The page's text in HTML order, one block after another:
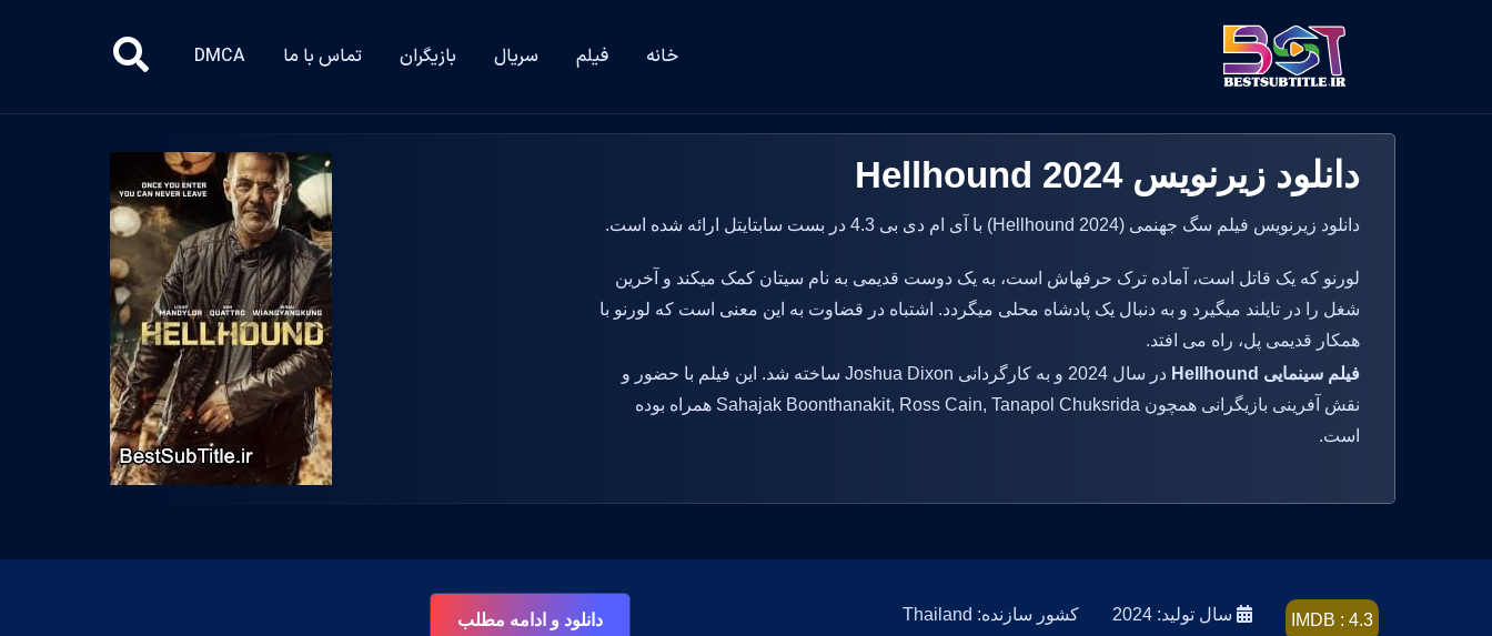
خانه فیلم سریال بازیگران تماس با ما DMCA
دانلود زیرنویس Hellhound 2024
دانلود زیرنویس فیلم سگ جهنمی (Hellhound 2024) با آی ام دی بی 4.3 در بست سابتایتل ارائه شده است.
لورنو که یک قاتل است، آماده ترک حرفهاش است، به یک دوست قدیمی به نام سیتان کمک میکند و آخرین
شغل را در تایلند میگیرد و به دنبال یک پادشاه محلی میگردد. اشتباه در قضاوت به این معنی است که لورنو با
همکار قدیمی پل، راه می افتد.
فیلم سینمایی Hellhound
در سال 2024 و به کارگردانی Joshua Dixon ساخته شد. این فیلم با حضور و
نقش آفرینی بازیگرانی همچون Sahajak Boonthanakit, Ross Cain, Tanapol Chuksrida همراه بوده
است.
IMDB : 4.3 سال تولید: 2024 کشور سازنده: Thailand دانلود و ادامه مطلب